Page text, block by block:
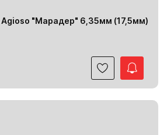
Agioso "Марадер" 6,35мм (17,5мм)